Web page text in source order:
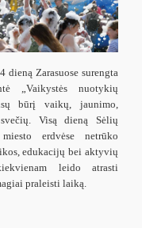
dieną Zarasuose surengta
„Vaikystės nuotykių
būrį vaikų, jaunimo,
Visą dieną Sėlių
erdvėse netrūko
edukacijų bei aktyvių
leido atrasti
praleisti laiką.